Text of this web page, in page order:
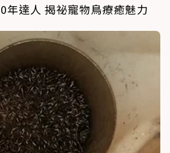
年達人 揭祕寵物鳥療癒魅力